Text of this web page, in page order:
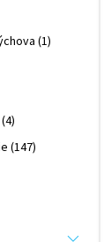
(1)
(147)